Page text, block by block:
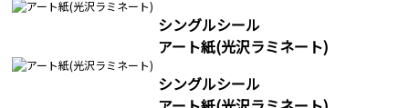
シングルシール
アート紙(光沢ラミネート)
シングルシール